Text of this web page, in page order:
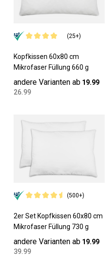
(25+)
Kopfkissen 60x80 cm
Mikrofaser Füllung 660 g
andere Varianten ab 19.99
26.99
(500+)
2er Set Kopfkissen 60x80 cm
Mikrofaser Füllung 730 g
andere Varianten ab 19.99
39.99